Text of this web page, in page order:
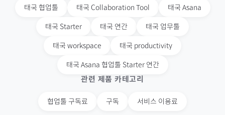
태국 협업툴 태국 Collaboration Tool 태국 Asana
태국 Starter 태국 연간 태국 업무툴
태국 workspace 태국 productivity
태국 Asana 협업툴 Starter 연간
관련 제품 카테고리
협업툴 구독료 구독 서비스 이용료